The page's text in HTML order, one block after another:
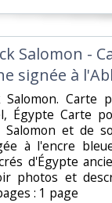
Salomon -
signée à
Salomon. Carte
Égypte Carte
Salomon et de
à l'encre
d'Égypte
photos et
: 1 page‎